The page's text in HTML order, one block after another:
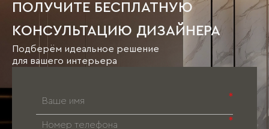
ПОЛУЧИТЕ БЕСПЛАТНУЮ
КОНСУЛЬТАЦИЮ ДИЗАЙНЕРА
Подберём идеальное решение
для вашего интерьера
*
*